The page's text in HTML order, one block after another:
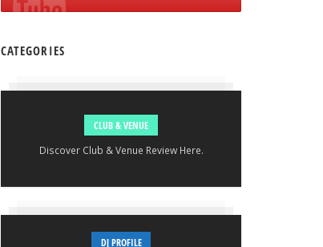
CATEGORIES
CLUB & VENUE
Discover Club & Venue Review Here.
DJ PROFILE